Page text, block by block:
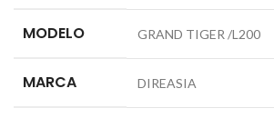
MODELO GRAND TIGER /L200
MARCA DIREASIA